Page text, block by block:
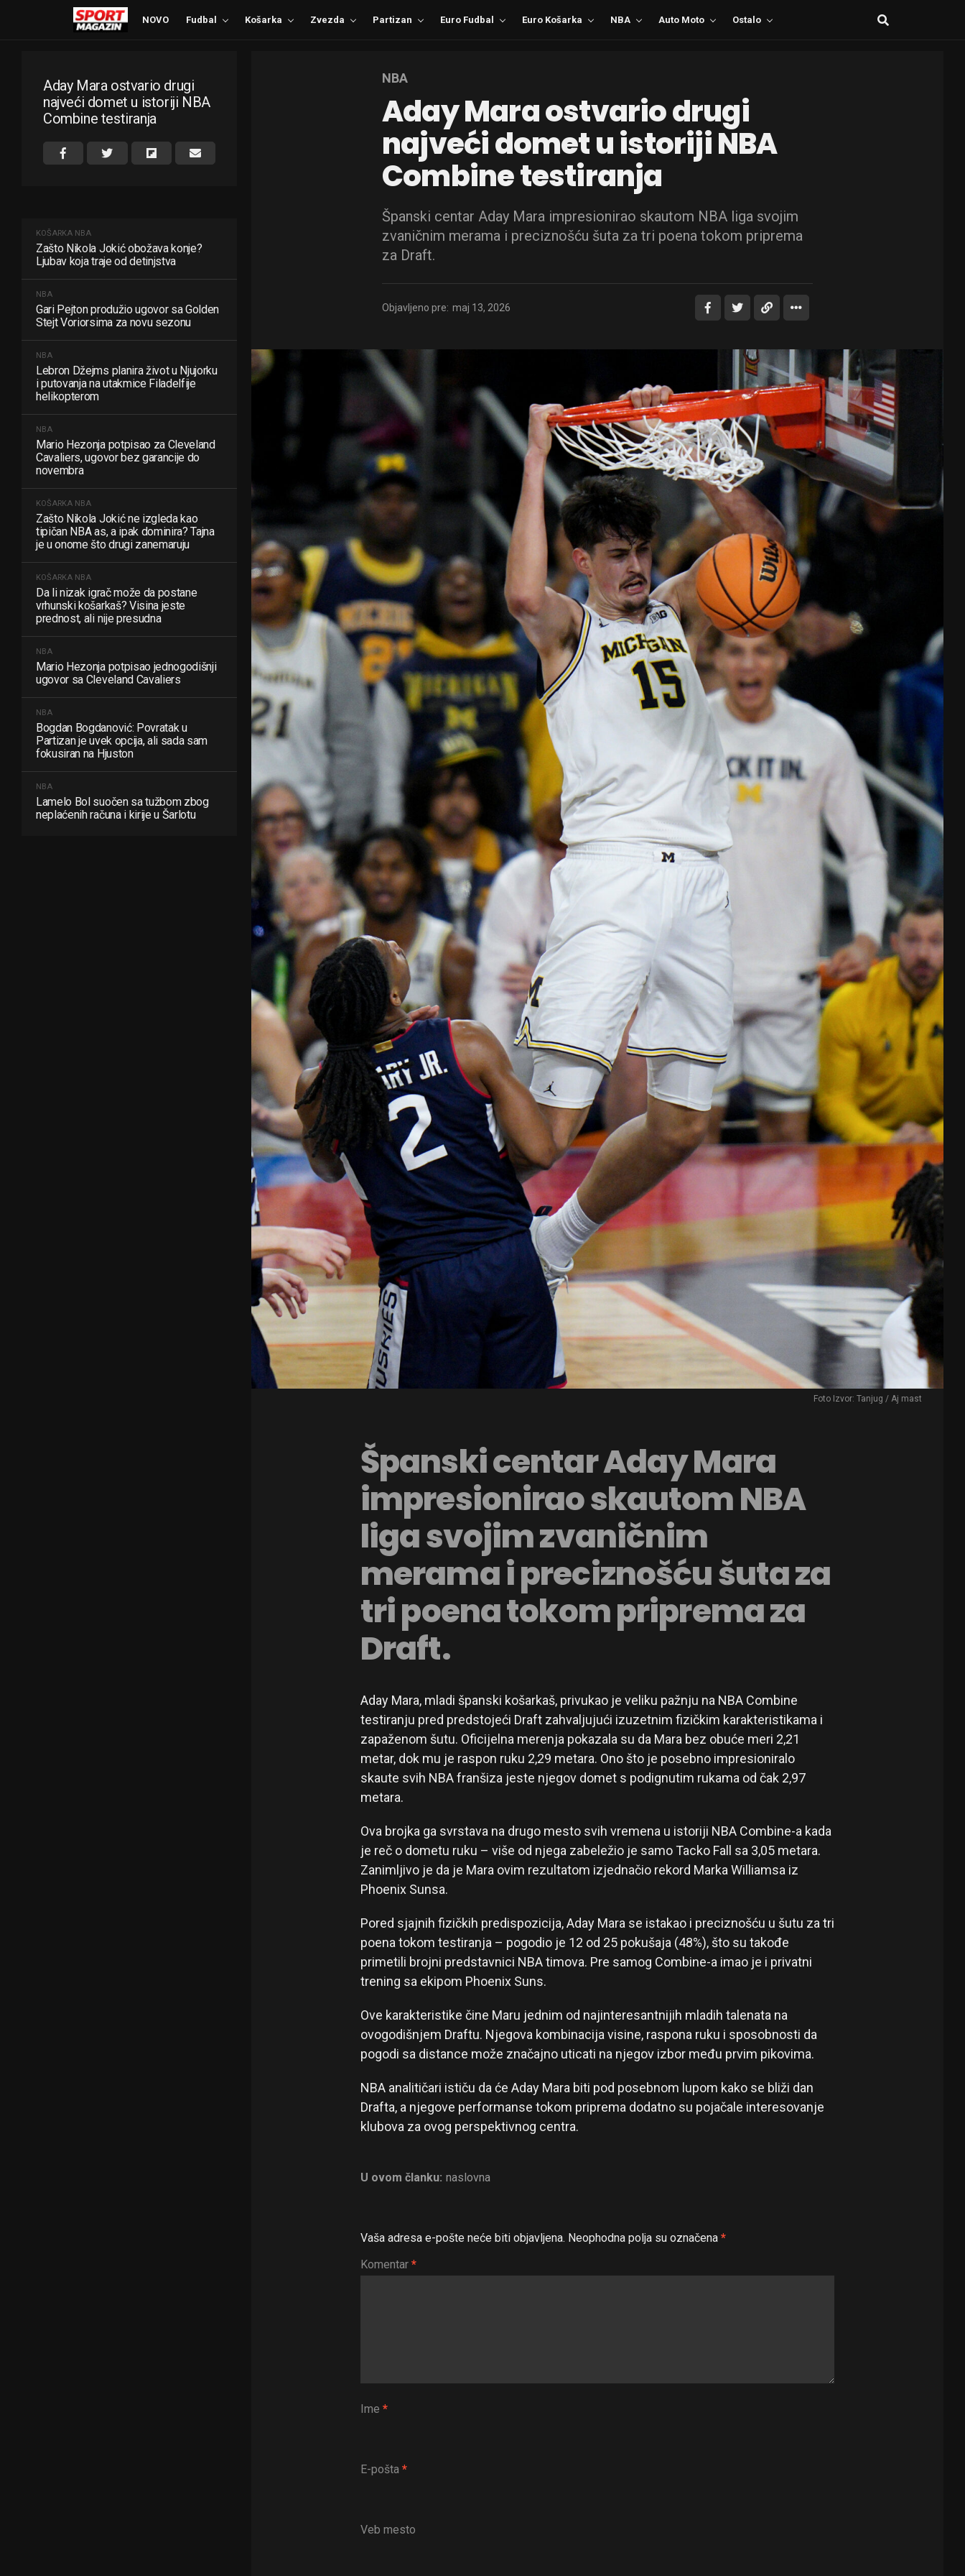
NOVO Fudbal Košarka Zvezda Partizan Euro Fudbal Euro Košarka NBA Auto Moto Ostalo
Aday Mara ostvario drugi
najveći domet u istoriji NBA
Combine testiranja
KOŠARKA NBA
Zašto Nikola Jokić obožava konje?
Ljubav koja traje od detinjstva
NBA
Gari Pejton produžio ugovor sa Golden
Stejt Voriorsima za novu sezonu
NBA
Lebron Džejms planira život u Njujorku
i putovanja na utakmice Filadelfije
helikopterom
NBA
Mario Hezonja potpisao za Cleveland
Cavaliers, ugovor bez garancije do
novembra
KOŠARKA NBA
Zašto Nikola Jokić ne izgleda kao
tipičan NBA as, a ipak dominira? Tajna
je u onome što drugi zanemaruju
KOŠARKA NBA
Da li nizak igrač može da postane
vrhunski košarkaš? Visina jeste
prednost, ali nije presudna
NBA
Mario Hezonja potpisao jednogodišnji
ugovor sa Cleveland Cavaliers
NBA
Bogdan Bogdanović: Povratak u
Partizan je uvek opcija, ali sada sam
fokusiran na Hjuston
NBA
Lamelo Bol suočen sa tužbom zbog
neplaćenih računa i kirije u Šarlotu
NBA
Aday Mara ostvario drugi
najveći domet u istoriji NBA
Combine testiranja
Španski centar Aday Mara impresionirao skautom NBA liga svojim
zvaničnim merama i preciznošću šuta za tri poena tokom priprema
za Draft.
Objavljeno pre: maj 13, 2026
Foto Izvor: Tanjug / Aj mast
Španski centar Aday Mara
impresionirao skautom NBA
liga svojim zvaničnim
merama i preciznošću šuta za
tri poena tokom priprema za
Draft.
Aday Mara, mladi španski košarkaš, privukao je veliku pažnju na NBA Combine
testiranju pred predstojeći Draft zahvaljujući izuzetnim fizičkim karakteristikama i
zapaženom šutu. Oficijelna merenja pokazala su da Mara bez obuće meri 2,21
metar, dok mu je raspon ruku 2,29 metara. Ono što je posebno impresioniralo
skaute svih NBA franšiza jeste njegov domet s podignutim rukama od čak 2,97
metara.
Ova brojka ga svrstava na drugo mesto svih vremena u istoriji NBA Combine-a kada
je reč o dometu ruku – više od njega zabeležio je samo Tacko Fall sa 3,05 metara.
Zanimljivo je da je Mara ovim rezultatom izjednačio rekord Marka Williamsa iz
Phoenix Sunsa.
Pored sjajnih fizičkih predispozicija, Aday Mara se istakao i preciznošću u šutu za tri
poena tokom testiranja – pogodio je 12 od 25 pokušaja (48%), što su takođe
primetili brojni predstavnici NBA timova. Pre samog Combine-a imao je i privatni
trening sa ekipom Phoenix Suns.
Ove karakteristike čine Maru jednim od najinteresantnijih mladih talenata na
ovogodišnjem Draftu. Njegova kombinacija visine, raspona ruku i sposobnosti da
pogodi sa distance može značajno uticati na njegov izbor među prvim pikovima.
NBA analitičari ističu da će Aday Mara biti pod posebnom lupom kako se bliži dan
Drafta, a njegove performanse tokom priprema dodatno su pojačale interesovanje
klubova za ovog perspektivnog centra.
U ovom članku: naslovna
Vaša adresa e-pošte neće biti objavljena. Neophodna polja su označena *
Komentar *
Ime *
E-pošta *
Veb mesto